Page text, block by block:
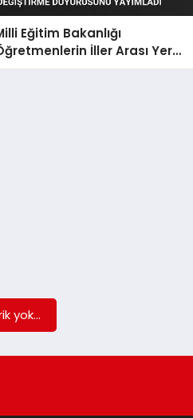
Eğitim Bakanlığı
İller Arası Yer
Duyurusunu
yok...